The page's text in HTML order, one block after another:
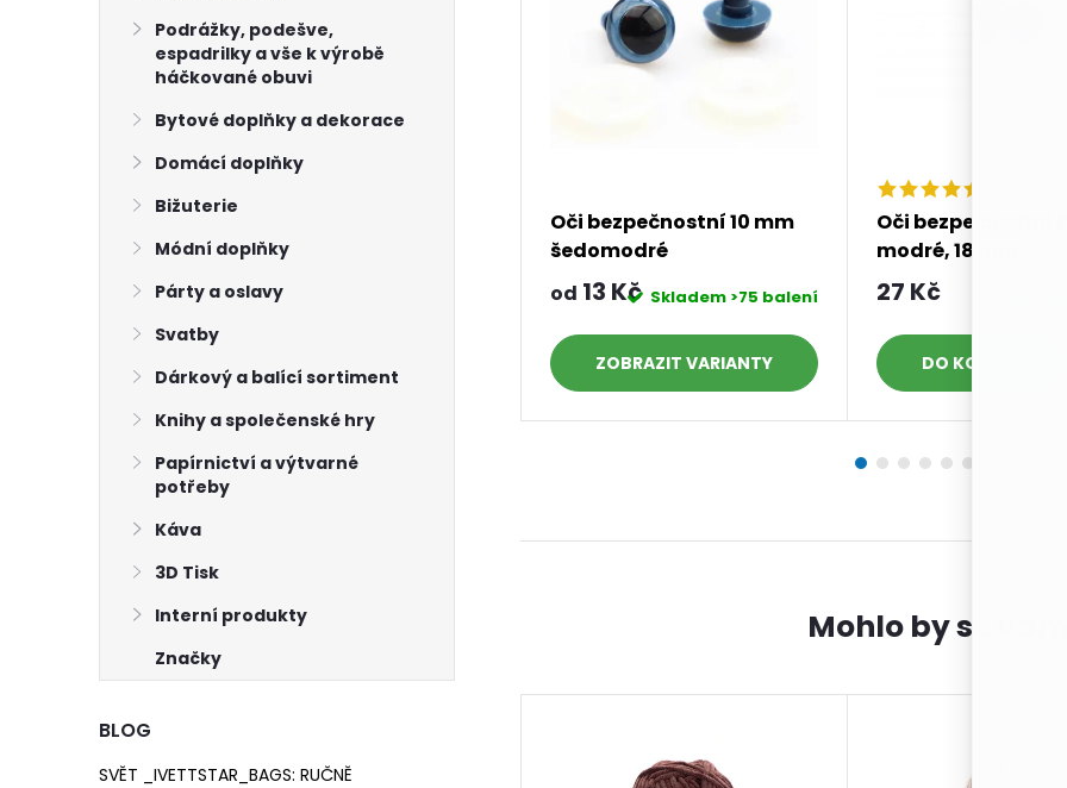
Podrážky, podešve,
espadrilky a vše k výrobě
háčkované obuvi
Bytové doplňky a dekorace
Domácí doplňky
Bižuterie
Módní doplňky
Párty a oslavy
Svatby
Dárkový a balící sortiment
Knihy a společenské hry
Papírnictví a výtvarné
potřeby
Káva
3D Tisk
Interní produkty
Značky
BLOG
SVĚT _IVETTSTAR_BAGS: RUČNĚ
>75 pár
zelené 25 mm
od33 Kč
ZOBRAZIT
Oči bezpečnostní 10 mm
šedomodré
od 13 Kč Skladem >75 balení
ZOBRAZIT
Oči bezpečnostní
modré, 18 mm
27 Kč
DO KOŠÍKU